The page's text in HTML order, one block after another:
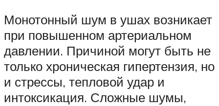
Монотонный шум в ушах возникает
при повышенном артериальном
давлении. Причиной могут быть не
только хроническая гипертензия, но
и стрессы, тепловой удар и
интоксикация. Сложные шумы,